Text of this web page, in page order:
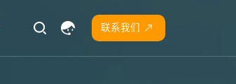
联系我们